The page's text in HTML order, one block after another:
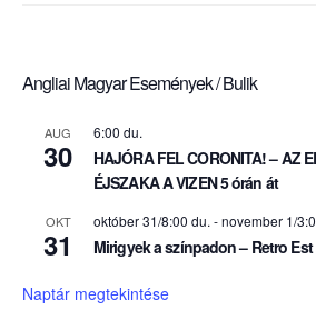
Angliai Magyar Események / Bulik
AUG
30
6:00 du.
HAJÓRA FEL CORONITA! – AZ
ÉJSZAKA A VIZEN 5 órán át
OKT
31
október 31/8:00 du. -november 1/
Mirigyek a színpadon – Retro Est
Naptár megtekintése